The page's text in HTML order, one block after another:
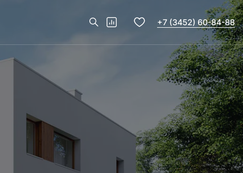
+7 (3452) 60-84-88